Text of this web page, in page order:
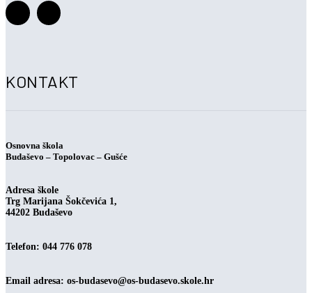
KONTAKT
Osnovna škola
Budaševo – Topolovac – Gušće
Adresa škole
Trg Marijana Šokčevića 1,
44202 Budaševo
Telefon: 044 776 078
Email adresa: os-budasevo@os-budasevo.skole.hr